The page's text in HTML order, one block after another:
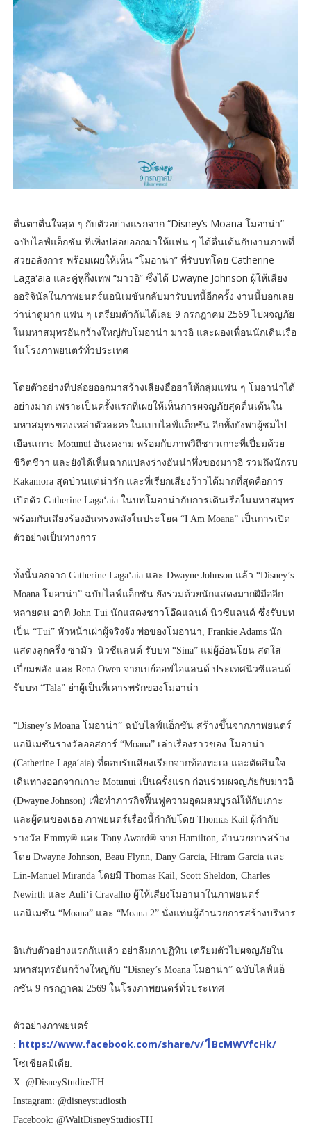
ตื่นตาตื่นใจสุด ๆ กับตัวอย่างแรกจาก “Disney’s Moana โมอาน่า”
ฉบับไลฟ์แอ็กชัน ที่เพิ่งปล่อยออกมาให้แฟน ๆ ได้ตื่นเต้นกับงานภาพที่
สวยอลังการ พร้อมเผยให้เห็น “โมอาน่า” ที่รับบทโดย Catherine
Lagaʻaia และคู่หูกึ่งเทพ “มาวอิ” ซึ่งได้ Dwayne Johnson ผู้ให้เสียง
ออริจินัลในภาพยนตร์แอนิเมชันกลับมารับบทนี้อีกครั้ง งานนี้บอกเลย
ว่าน่าดูมาก แฟน ๆ เตรียมตัวกันได้เลย 9 กรกฎาคม 2569 ไปผจญภัย
ในมหาสมุทรอันกว้างใหญ่กับโมอาน่า มาวอิ และผองเพื่อนนักเดินเรือ
ในโรงภาพยนตร์ทั่วประเทศ
โดยตัวอย่างที่ปล่อยออกมาสร้างเสียงฮือฮาให้กลุ่มแฟน ๆ โมอาน่าได้
อย่างมาก เพราะเป็นครั้งแรกที่เผยให้เห็นการผจญภัยสุดตื่นเต้นใน
มหาสมุทรของเหล่าตัวละครในแบบไลฟ์แอ็กชัน อีกทั้งยังพาผู้ชมไป
เยือนเกาะ Motunui อันงดงาม พร้อมกับภาพวิถีชาวเกาะที่เปี่ยมด้วย
ชีวิตชีวา และยังได้เห็นฉากแปลงร่างอันน่าทึ่งของมาวอิ รวมถึงนักรบ
Kakamora สุดป่วนแต่น่ารัก และที่เรียกเสียงว้าวได้มากที่สุดคือการ
เปิดตัว Catherine Lagaʻaia ในบทโมอาน่ากับการเดินเรือในมหาสมุทร
พร้อมกับเสียงร้องอันทรงพลังในประโยค “I Am Moana” เป็นการเปิด
ตัวอย่างเป็นทางการ
ทั้งนี้นอกจาก Catherine Lagaʻaia และ Dwayne Johnson แล้ว “Disney’s
Moana โมอาน่า” ฉบับไลฟ์แอ็กชัน ยังร่วมด้วยนักแสดงมากฝีมืออีก
หลายคน อาทิ John Tui นักแสดงชาวโอ๊คแลนด์ นิวซีแลนด์ ซึ่งรับบท
เป็น “Tui” หัวหน้าเผ่าผู้จริงจัง พ่อของโมอานา, Frankie Adams นัก
แสดงลูกครึ่ง ซามัว–นิวซีแลนด์ รับบท “Sina” แม่ผู้อ่อนโยน สดใส
เปี่ยมพลัง และ Rena Owen จากเบย์ออฟไอแลนด์ ประเทศนิวซีแลนด์
รับบท “Tala” ย่าผู้เป็นที่เคารพรักของโมอาน่า
“Disney’s Moana โมอาน่า” ฉบับไลฟ์แอ็กชัน สร้างขึ้นจากภาพยนตร์
แอนิเมชันรางวัลออสการ์ “Moana” เล่าเรื่องราวของ โมอาน่า
(Catherine Lagaʻaia) ที่ตอบรับเสียงเรียกจากท้องทะเล และตัดสินใจ
เดินทางออกจากเกาะ Motunui เป็นครั้งแรก ก่อนร่วมผจญภัยกับมาวอิ
(Dwayne Johnson) เพื่อทำภารกิจฟื้นฟูความอุดมสมบูรณ์ให้กับเกาะ
และผู้คนของเธอ ภาพยนตร์เรื่องนี้กำกับโดย Thomas Kail ผู้กำกับ
รางวัล Emmy® และ Tony Award® จาก Hamilton, อำนวยการสร้าง
โดย Dwayne Johnson, Beau Flynn, Dany Garcia, Hiram Garcia และ
Lin-Manuel Miranda โดยมี Thomas Kail, Scott Sheldon, Charles
Newirth และ Auliʻi Cravalho ผู้ให้เสียงโมอานาในภาพยนตร์
แอนิเมชัน “Moana” และ “Moana 2” นั่งแท่นผู้อำนวยการสร้างบริหาร
อินกับตัวอย่างแรกกันแล้ว อย่าลืมกาปฏิทิน เตรียมตัวไปผจญภัยใน
มหาสมุทรอันกว้างใหญ่กับ “Disney’s Moana โมอาน่า” ฉบับไลฟ์แอ็
กชัน 9 กรกฎาคม 2569 ในโรงภาพยนตร์ทั่วประเทศ
ตัวอย่างภาพยนตร์
: https://www.facebook.com/share/v/1 BcMWVfcHk/
โซเชียลมีเดีย:
X: @DisneyStudiosTH
Instagram: @disneystudiosth
Facebook: @WaltDisneyStudiosTH